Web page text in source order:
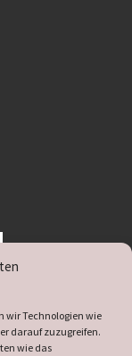
wir Technologien wie
darauf zuzugreifen.
wie das